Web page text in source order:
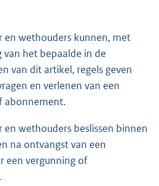
en wethouders kunnen, met
van het bepaalde in de
van dit artikel, regels geven
en verlenen van een
abonnement.
en wethouders beslissen binnen
na ontvangst van een
een vergunning of